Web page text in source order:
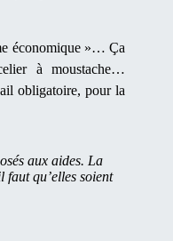
économique »… Ça
à moustache…
obligatoire, pour la
aux aides. La
faut qu’elles soient